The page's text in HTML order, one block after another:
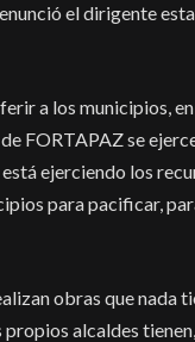
el dirigente
a los municipios,
FORTAPAZ se
está ejerciendo los
para pacificar,
obras que nada
alcaldes